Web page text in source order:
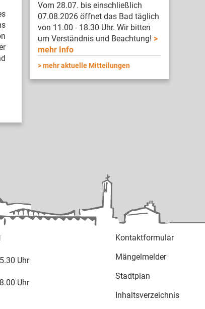
Vom 28.07. bis einschließlich
07.08.2026 öffnet das Bad täglich
von 11.00 - 18.30 Uhr. Wir bitten
um Verständnis und Beachtung!
mehr Info
mehr aktuelle Mitteilungen
Uhr
Uhr
Kontaktformular
Mängelmelder
Stadtplan
Inhaltsverzeichnis